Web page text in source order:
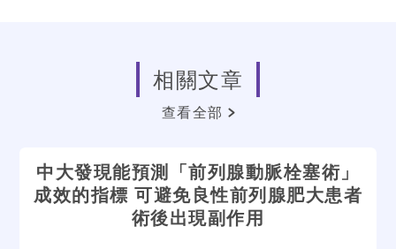
相關文章
查看全部
中大發現能預測「前列腺動脈栓塞術」
成效的指標 可避免良性前列腺肥大患者
術後出現副作用